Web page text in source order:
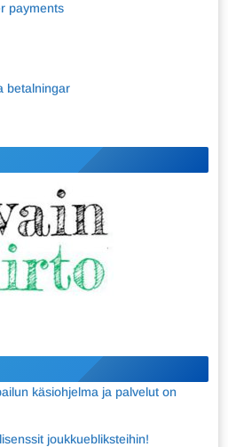
payments
betalningar
käsiohjelma ja palvelut on
joukkuebliksteihin!